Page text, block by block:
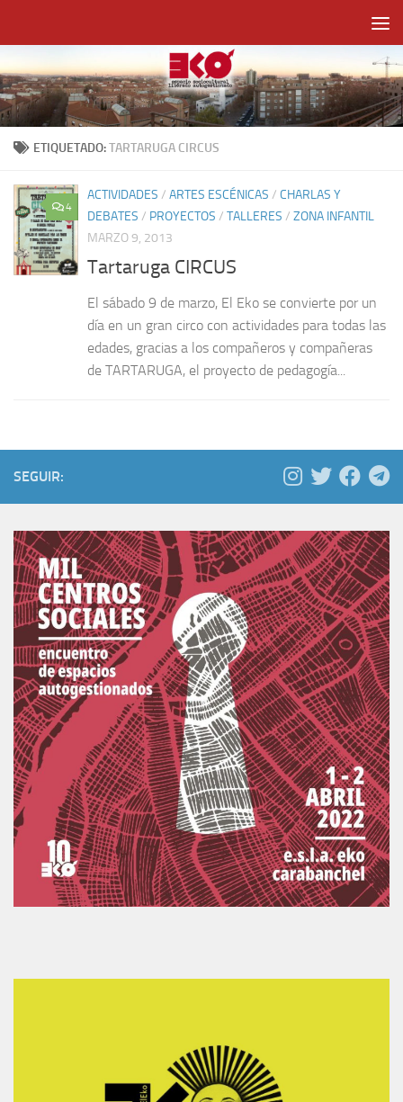
ETIQUETADO:TARTARUGA CIRCUS
4
ACTIVIDADES / ARTES ESCÉNICAS / CHARLAS Y
DEBATES / PROYECTOS / TALLERES / ZONA INFANTIL
MARZO 9, 2013
Tartaruga CIRCUS
El sábado 9 de marzo, El Eko se convierte por un
día en un gran circo con actividades para todas las
edades, gracias a los compañeros y compañeras
de TARTARUGA, el proyecto de pedagogía...
SEGUIR: